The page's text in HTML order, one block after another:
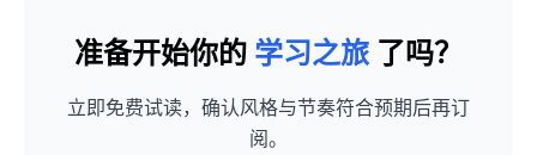
准备开始你的 学习之旅 了吗？
立即免费试读，确认风格与节奏符合预期后再订
阅。